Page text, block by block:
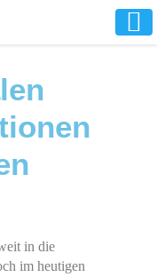
in die
im heutigen